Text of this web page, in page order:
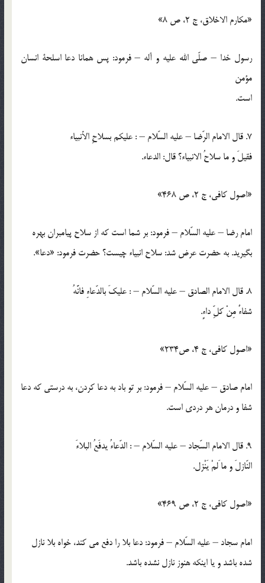
«مكارم الاخلاق، ج 2، ص 8»
رسول خدا – صلّي الله عليه و آله – فرمود: پس همانا دعا اسلحة انسان
مؤمن
است.
7. قال الامام الرّضا – عليه السّلام – : عليكم بسلاحِ الأنبياء
فقيلَ و ما سلاحُ الانبياء؟ قال: الدعاء.
«اصول کافي، ج 2، ص 468»
امام رضا – عليه السّلام – فرمود: بر شما است كه از سلاح پيامبران بهره
بگيريد. به حضرت عرض شد: سلاح انبياء چيست؟ حضرت فرمود: «دعا».
8. قال الامام الصادق – عليه السّلام – : عليكَ بالدّعاءِ فانَّهُ
شفاءٌ مِنْ كلِّ داءٍ.
«اصول کافي، ج 4، ص234»
امام صادق – عليه السّلام – فرمود: بر تو باد به دعا كردن، به درستي كه دعا
شفا و درمان هر دردي است.
9. قال الامام السّجاد – عليه السّلام – : الدّعاءُ يدفَعُ البلاءَ
النّازلَ و ما َلمْ يَنْزل.
«اصول کافي، ج 2، ص 469»
امام سجاد – عليه السّلام – فرمود: دعا بلا را دفع مي كند، خواه بلا نازل
شده باشد و يا اينكه هنوز نازل نشده باشد.